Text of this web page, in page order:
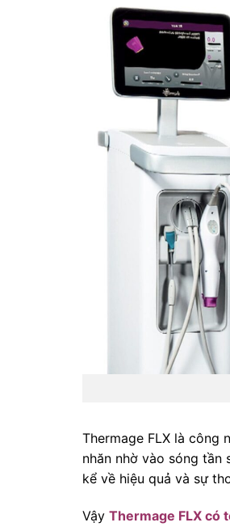
Thermage FLX là công
nhăn nhờ vào sóng tần
kể về hiệu quả và sự
Vậy Thermage FLX có